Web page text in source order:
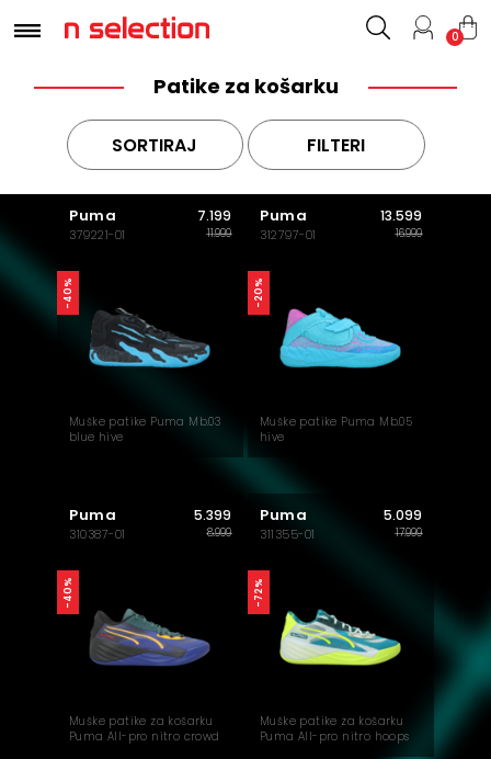
0
Patike za košarku
SORTIRAJ FILTERI
Puma
379221-01
7.199
11.999
Muške patike Puma Mb.03
blue hive
-40%
Puma
312797-01
13.599
16.999
Muške patike Puma Mb.05
hive
-20%
Puma
310387-01
5.399
8.999
Muške patike za košarku
Puma All-pro nitro crowd
-40%
Puma
311355-01
5.099
17.999
Muške patike za košarku
Puma All-pro nitro hoops
-72%